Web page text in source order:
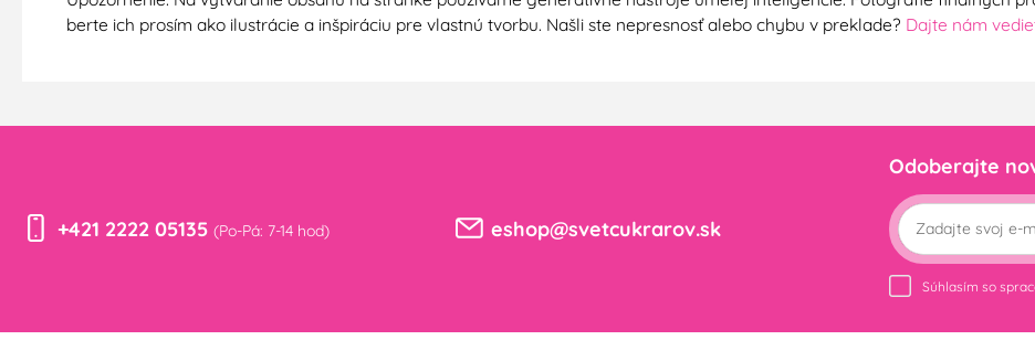
berte ich prosím ako ilustrácie a inšpiráciu pre vlastnú tvorbu. Našli ste nepresnosť alebo chybu v preklade? Dajte nám
+421 2222 05135 (Po-Pá: 7-14 hod) eshop@svetcukrarov.sk
Odoberajte
Súhlasím so